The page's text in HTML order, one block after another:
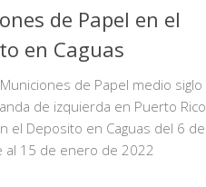
de Papel en el
en Caguas
de Papel medio siglo
de izquierda en Puerto Rico
el Deposito en Caguas del 6 de
al 15 de enero de 2022